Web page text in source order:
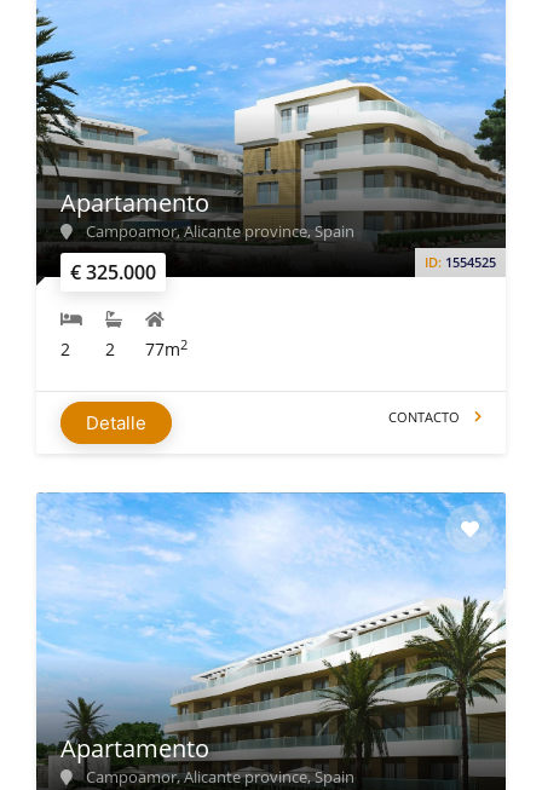
€ 325.000 ID: 1554525
Apartamento
Campoamor, Alicante province, Spain
2 2 77m2
Detalle CONTACTO
Apartamento
Campoamor, Alicante province, Spain